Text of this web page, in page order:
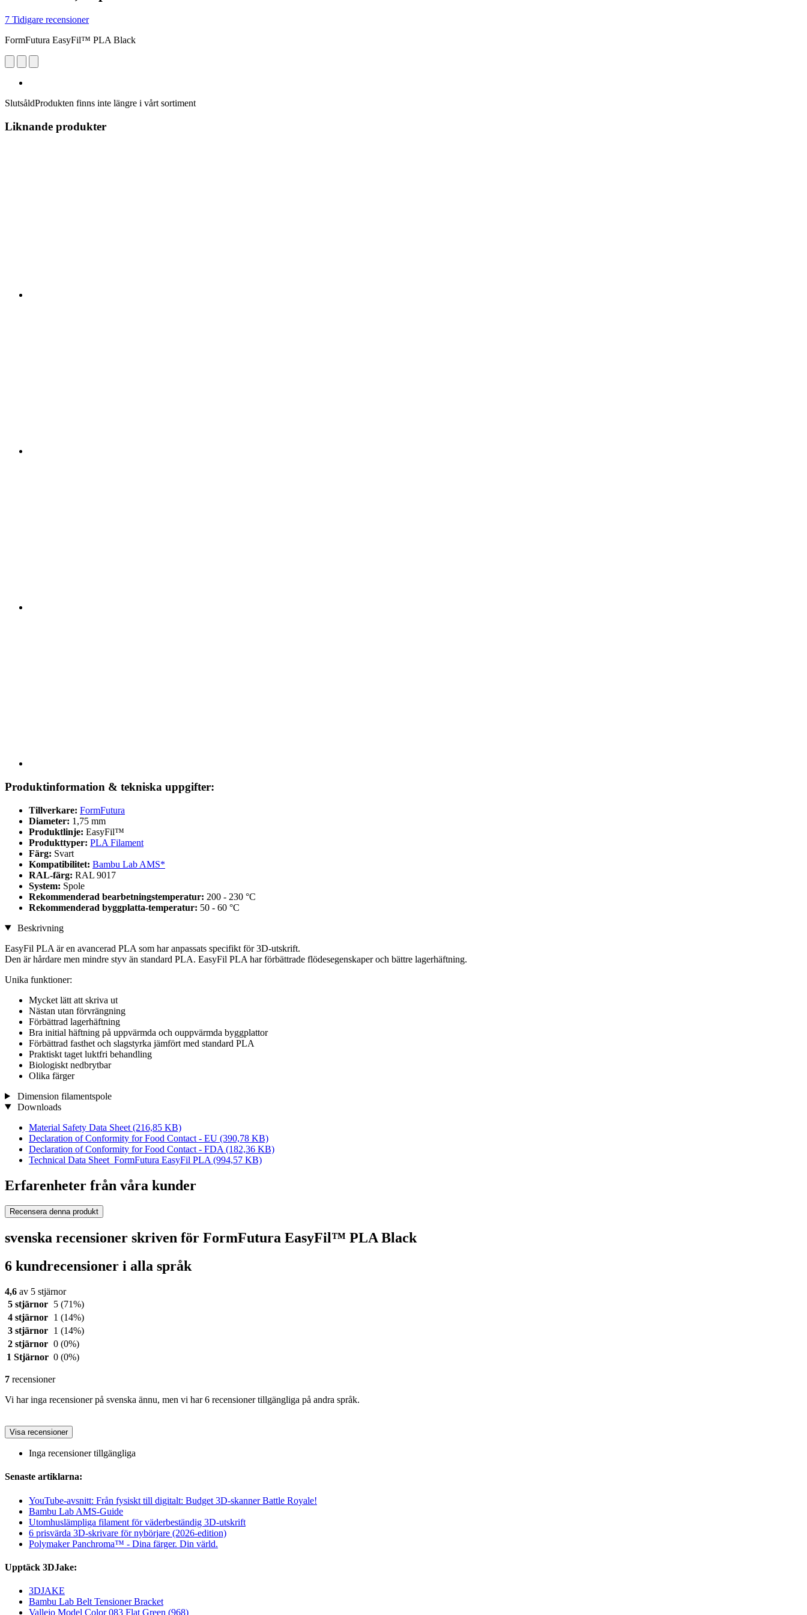
7 Tidigare recensioner
FormFutura EasyFil™ PLA Black
SlutsåldProdukten finns inte längre i vårt sortiment
Liknande produkter
Produktinformation & tekniska uppgifter:
Tillverkare: FormFutura
Diameter: 1,75 mm
Produktlinje: EasyFil™
Produkttyper: PLA Filament
Färg: Svart
Kompatibilitet: Bambu Lab AMS*
RAL-färg: RAL 9017
System: Spole
Rekommenderad bearbetningstemperatur: 200 - 230 °C
Rekommenderad byggplatta-temperatur: 50 - 60 °C
Beskrivning
EasyFil PLA är en avancerad PLA som har anpassats specifikt för 3D-utskrift.
Den är hårdare men mindre styv än standard PLA. EasyFil PLA har förbättrade flödesegenskaper och bättre lagerhäftning.
Unika funktioner:
Mycket lätt att skriva ut
Nästan utan förvrängning
Förbättrad lagerhäftning
Bra initial häftning på uppvärmda och ouppvärmda byggplattor
Förbättrad fasthet och slagstyrka jämfört med standard PLA
Praktiskt taget luktfri behandling
Biologiskt nedbrytbar
Olika färger
Dimension filamentspole
Downloads
Material Safety Data Sheet (216,85 KB)
Declaration of Conformity for Food Contact - EU (390,78 KB)
Declaration of Conformity for Food Contact - FDA (182,36 KB)
Technical Data Sheet_FormFutura EasyFil PLA (994,57 KB)
Erfarenheter från våra kunder
Recensera denna produkt
svenska recensioner skriven för FormFutura EasyFil™ PLA Black
6 kundrecensioner i alla språk
4,6 av 5 stjärnor
5 stjärnor
5 (71%)
4 stjärnor
1 (14%)
3 stjärnor
1 (14%)
2 stjärnor 0 (0%)
1 Stjärnor 0 (0%)
7 recensioner
Vi har inga recensioner på svenska ännu, men vi har 6 recensioner tillgängliga på andra språk.
Visa recensioner
Inga recensioner tillgängliga
Senaste artiklarna:
YouTube-avsnitt: Från fysiskt till digitalt: Budget 3D-skanner Battle Royale!
Bambu Lab AMS-Guide
Utomhuslämpliga filament för väderbeständig 3D-utskrift
6 prisvärda 3D-skrivare för nybörjare (2026-edition)
Polymaker Panchroma™ - Dina färger. Din värld.
Upptäck 3DJake:
3DJAKE
Bambu Lab Belt Tensioner Bracket
Vallejo Model Color 083 Flat Green (968)